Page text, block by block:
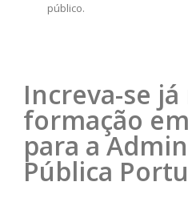
público.
Increva-se já
formação
para a
Pública